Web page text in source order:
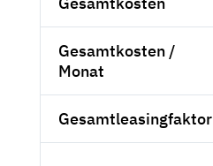
Gesamtkosten /
Monat
Gesamtleasingfaktor